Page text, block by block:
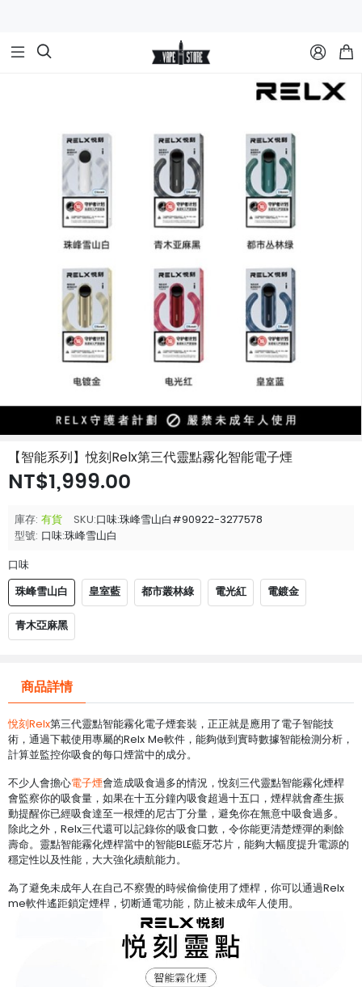
  
【智能系列】悅刻Relx第三代靈點霧化智能電子煙
NT$1,999.00
庫存: 有貨 SKU:口味:珠峰雪山白#90922-3277578
型號: 口味:珠峰雪山白
口味
珠峰雪山白 皇室藍 都市叢林綠 電光紅
電鍍金
青木亞麻黑
商品詳情
悅刻Relx第三代靈點智能霧化電子煙套裝，正正就是應用了電子智能技
術，通過下載使用專屬的Relx Me軟件，能夠做到實時數據智能檢測分析，
計算並監控你吸食的每口煙當中的成分。
不少人會擔心電子煙會造成吸食過多的情況，悅刻三代靈點智能霧化煙桿
會監察你的吸食量，如果在十五分鐘內吸食超過十五口，煙桿就會產生振
動提醒你已經吸食達至一根煙的尼古丁分量，避免你在無意中吸食過多。
除此之外，Relx三代還可以記錄你的吸食口數，令你能更清楚煙彈的剩餘
壽命。靈點智能霧化煙桿當中的智能BLE藍牙芯片，能夠大幅度提升電源的
穩定性以及性能，大大強化續航能力。
為了避免未成年人在自己不察覺的時候偷偷使用了煙桿，你可以通過Relx
me軟件遙距鎖定煙桿，切断通電功能，防止被未成年人使用。